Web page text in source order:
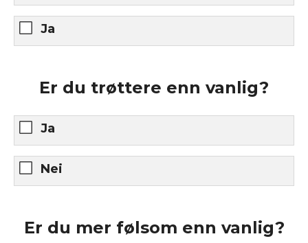
Ja
Er du trøttere enn vanlig?
Ja
Nei
Er du mer følsom enn vanlig?